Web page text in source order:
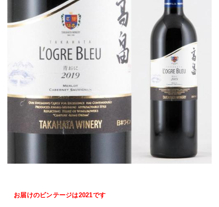
お届けのビンテージは2021です